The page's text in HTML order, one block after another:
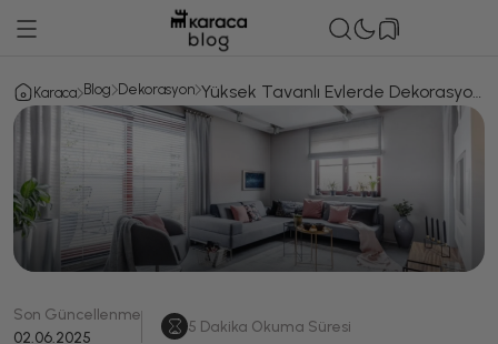
Karaca Blog Dekorasyon Yüksek Tavanlı Evlerde Dekorasyon
Fikirleri
Son Güncellenme
02.06.2025
5 Dakika Okuma Süresi